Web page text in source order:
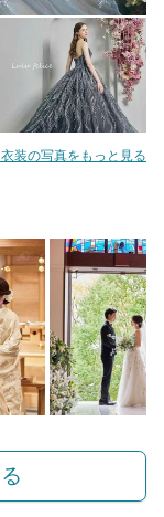
衣装の写真をもっと見る